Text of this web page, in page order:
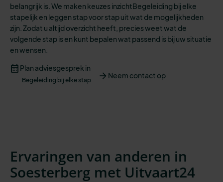
belangrijk is. We maken keuzes inzichtBegeleiding bij elke
stapelijk en leggen stap voor stap uit wat de mogelijkheden
zijn. Zodat u altijd overzicht heeft precies weet wat de
volgende stap isen kunt bepalen wat passend is bij uw situatie
enwensen
Plan adviesgesprek in
Begeleiding bij elke stap Neem contact op
Ervaringen van anderen in
Soesterberg met Uitvaart24